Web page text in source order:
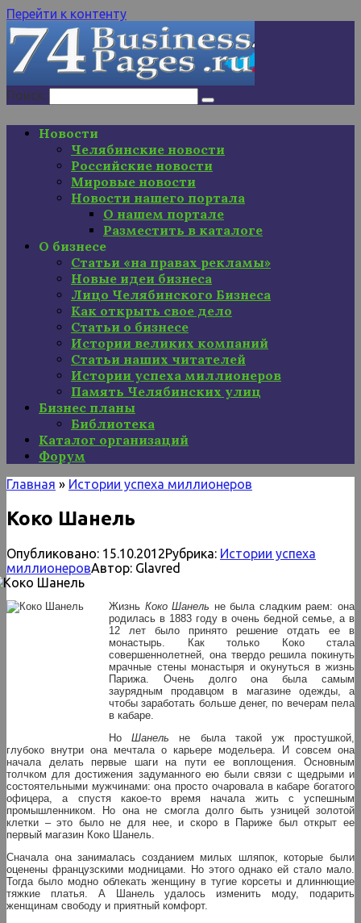
Перейти к контенту
Поиск:
Новости
Челябинские новости
Российские новости
Мировые новости
Новости нашего портала
О нашем портале
Разместить в каталоге
О бизнесе
Статьи «на правах рекламы»
Новые идеи бизнеса
Лицо Челябинского Бизнеса
Как открыть свое дело
Статьи о бизнесе
Истории великих компаний
Статьи наших читателей
Истории успеха миллионеров
Память Челябинских улиц
Бизнес планы
Библиотека
Каталог организаций
Форум
Главная » Истории успеха миллионеров
Коко Шанель
Опубликовано: 15.10.2012Рубрика: Истории успеха
миллионеровАвтор: Glavred
Жизнь Коко Шанель не была сладким раем: она
родилась в 1883 году в очень бедной семье, а в
12 лет было принято решение отдать ее в
монастырь. Как только Коко стала
совершеннолетней, она твердо решила покинуть
мрачные стены монастыря и окунуться в жизнь
Парижа. Очень долго она была самым
заурядным продавцом в магазине одежды, а
чтобы заработать больше денег, по вечерам пела
в кабаре.
Но
Шанель
не была такой уж простушкой,
глубоко внутри она мечтала о карьере модельера. И совсем она
начала делать первые шаги на пути ее воплощения. Основным
толчком для достижения задуманного ею были связи с щедрыми и
состоятельными мужчинами: она просто очаровала в кабаре богатого
офицера, а спустя какое-то время начала жить с успешным
промышленником. Но она не смогла долго быть узницей золотой
клетки – это было не для нее, и скоро в Париже был открыт ее
первый магазин Коко Шанель.
Сначала она занималась созданием милых шляпок, которые были
оценены французскими модницами. Но этого однако ей стало мало.
Тогда было модно облекать женщину в тугие корсеты и длиннющие
тяжкие платья. А Шанель удалось изменить моду, подарить
женщинам свободу и приятный комфорт.